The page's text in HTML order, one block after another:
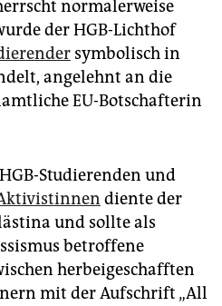
normalerweise
der HGB-Lichthof
symbolisch in
angelehnt an die
EU-Botschafterin
Studierenden und
diente der
und sollte als
betroffene
herbeigeschafften
mit der Aufschrift „All